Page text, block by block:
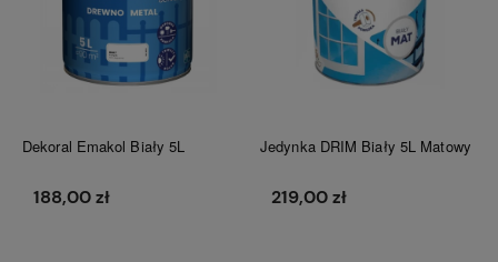
Dekoral Emakol Biały 5L
188,00 zł
Jedynka DRIM Biały 5L Matowy
219,00 zł